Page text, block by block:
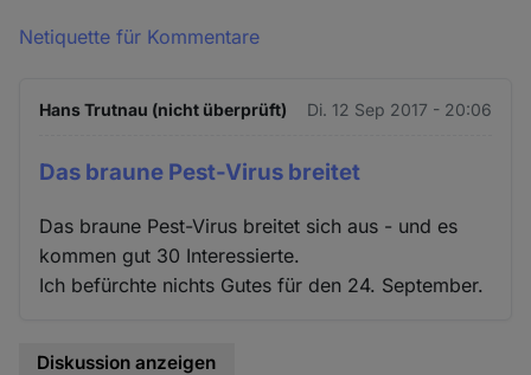
Netiquette für Kommentare
Hans Trutnau (nicht überprüft) Di. 12 Sep 2017 - 20:06
Das braune Pest-Virus breitet
Das braune Pest-Virus breitet sich aus - und es
kommen gut 30 Interessierte.
Ich befürchte nichts Gutes für den 24. September.
Diskussion anzeigen